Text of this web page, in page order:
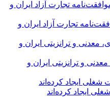
تجارت آزاد ایران و
و ترانزیتی ایران و